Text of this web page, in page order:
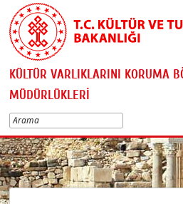
KÜLTÜR VARLIKLARINI KORUMA
MÜDÜRLÜKLERİ